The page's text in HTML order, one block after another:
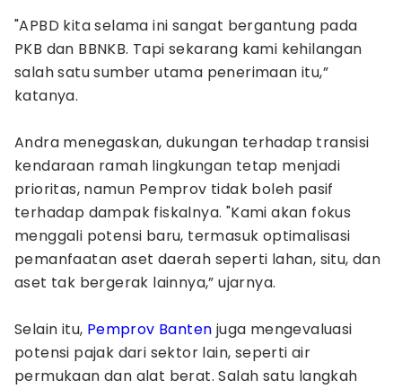
"APBD kita selama ini sangat bergantung pada
PKB dan BBNKB. Tapi sekarang kami kehilangan
salah satu sumber utama penerimaan itu,”
katanya.
Andra menegaskan, dukungan terhadap transisi
kendaraan ramah lingkungan tetap menjadi
prioritas, namun Pemprov tidak boleh pasif
terhadap dampak fiskalnya. "Kami akan fokus
menggali potensi baru, termasuk optimalisasi
pemanfaatan aset daerah seperti lahan, situ, dan
aset tak bergerak lainnya,” ujarnya.
Selain itu, Pemprov Banten juga mengevaluasi
potensi pajak dari sektor lain, seperti air
permukaan dan alat berat. Salah satu langkah